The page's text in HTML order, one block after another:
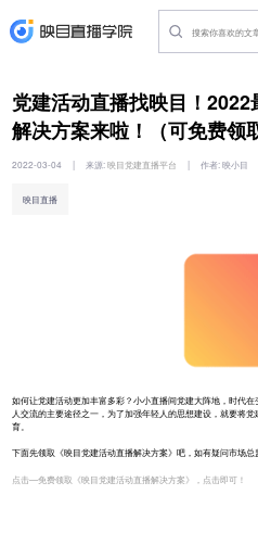
党建活动直播找映目！
解决方案来啦！（可免费领
2022-03-04 | 来源:映目党建直播平台 | 作者:映小目
映目直播
如何让党建活动更加丰富多彩？小小直播间党建大阵地，时代
人交流的主要途径之一，为了加强年轻人的思想建设，就要将
育。
下面先领取《映目党建活动直播解决方案》吧，如有疑问市场总
点击—免费领取《映目党建活动直播解决方案》，点击即可！